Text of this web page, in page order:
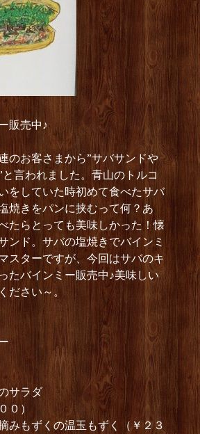
販売中♪
のお客さまから”サバサンドや
と言われました。青山のトルコ
をしていた時初めて食べたサバ
焼きをパンに挟むって何？あ
たらとっても美味しかった！懐
ンド。サバの塩焼きでバインミ
スターですが、今回はサバのキ
たバインミー販売中♪美味しい
ださい～。
サラダ
０）
みもずくの温玉もずく（￥２３